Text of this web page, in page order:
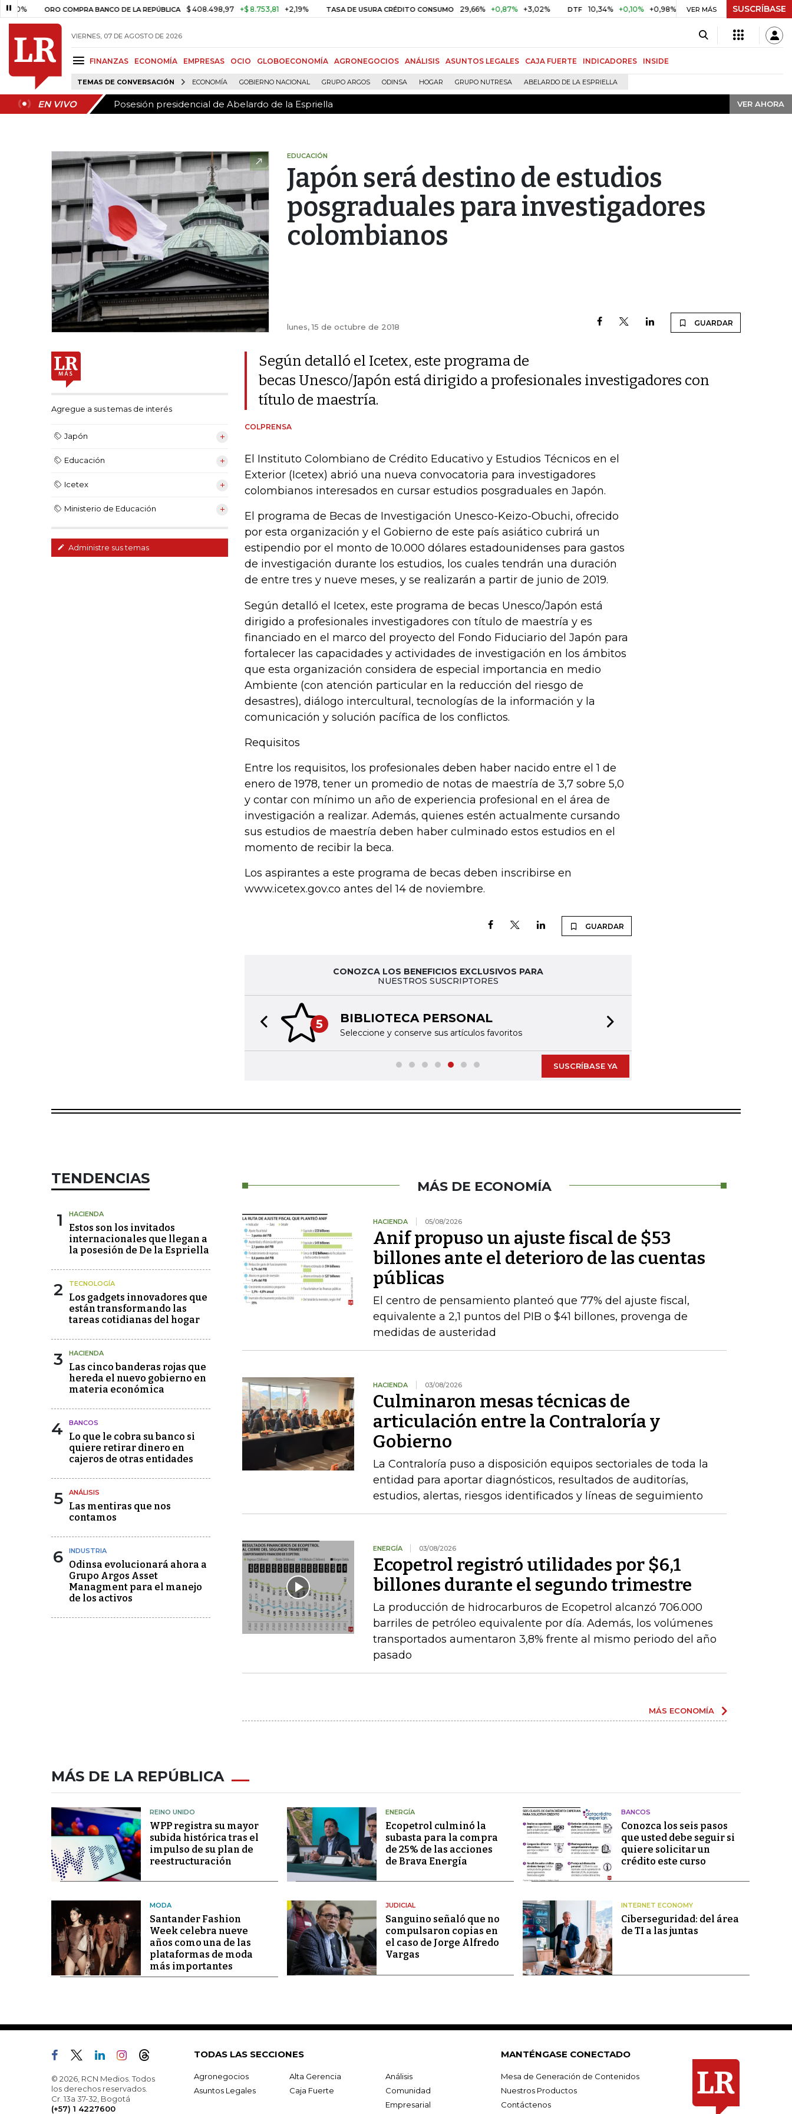
ORO COMPRA BANCO DE LA REPÚBLICA $ 408.498,97 +$ 8.753,81 +2,19% TASA DE USURA CRÉDITO CONSUMO 29,66% +0,87% +3,02% DTF 10,34% +0,10% +0,98% UVR $ 416,91 +$ 0,05 +0,01%
VER MÁS SUSCRÍBASE
VIERNES, 07 DE AGOSTO DE 2026
FINANZAS ECONOMÍA EMPRESAS OCIO GLOBOECONOMÍA AGRONEGOCIOS ANÁLISIS ASUNTOS LEGALES CAJA FUERTE INDICADORES INSIDE
TEMAS DE CONVERSACIÓN ECONOMÍA GOBIERNO NACIONAL GRUPO ARGOS ODINSA HOGAR GRUPO NUTRESA ABELARDO DE LA ESPRIELLA
EN VIVO Posesión presidencial de Abelardo de la Espriella VER AHORA
EN VIVO Posesión presidencial de Abelardo de la Espriella VER AHORA
EDUCACIÓN
Japón será destino de estudios
posgraduales para investigadores
colombianos
lunes, 15 de octubre de 2018 GUARDAR
Agregue a sus temas de interés
Japón
Educación
Icetex
Ministerio de Educación
Administre sus temas
Según detalló el Icetex, este programa de
becas Unesco/Japón está dirigido a profesionales investigadores con
título de maestría.
COLPRENSA
El Instituto Colombiano de Crédito Educativo y Estudios Técnicos en el
Exterior (Icetex) abrió una nueva convocatoria para investigadores
colombianos interesados en cursar estudios posgraduales en Japón.
El programa de Becas de Investigación Unesco-Keizo-Obuchi, ofrecido
por esta organización y el Gobierno de este país asiático cubrirá un
estipendio por el monto de 10.000 dólares estadounidenses para gastos
de investigación durante los estudios, los cuales tendrán una duración
de entre tres y nueve meses, y se realizarán a partir de junio de 2019.
Según detalló el Icetex, este programa de becas Unesco/Japón está
dirigido a profesionales investigadores con título de maestría y es
financiado en el marco del proyecto del Fondo Fiduciario del Japón para
fortalecer las capacidades y actividades de investigación en los ámbitos
que esta organización considera de especial importancia en medio
Ambiente (con atención particular en la reducción del riesgo de
desastres), diálogo intercultural, tecnologías de la información y la
comunicación y solución pacífica de los conflictos.
Requisitos
Entre los requisitos, los profesionales deben haber nacido entre el 1 de
enero de 1978, tener un promedio de notas de maestría de 3,7 sobre 5,0
y contar con mínimo un año de experiencia profesional en el área de
investigación a realizar. Además, quienes estén actualmente cursando
sus estudios de maestría deben haber culminado estos estudios en el
momento de recibir la beca.
Los aspirantes a este programa de becas deben inscribirse en
www.icetex.gov.co antes del 14 de noviembre.
GUARDAR
CONOZCA LOS BENEFICIOS EXCLUSIVOS PARA
NUESTROS SUSCRIPTORES
5 BIBLIOTECA PERSONAL
Seleccione y conserve sus artículos favoritos
Previous slide
SUSCRÍBASE YA
TENDENCIAS
1 HACIENDA
Estos son los invitados
internacionales que llegan a
la posesión de De la Espriella
2 TECNOLOGÍA
Los gadgets innovadores que
están transformando las
tareas cotidianas del hogar
3 HACIENDA
Las cinco banderas rojas que
hereda el nuevo gobierno en
materia económica
4 BANCOS
Lo que le cobra su banco si
quiere retirar dinero en
cajeros de otras entidades
5 ANÁLISIS
Las mentiras que nos
contamos
6 INDUSTRIA
Odinsa evolucionará ahora a
Grupo Argos Asset
Managment para el manejo
de los activos
MÁS DE ECONOMÍA
HACIENDA 05/08/2026
Anif propuso un ajuste fiscal de $53
billones ante el deterioro de las cuentas
públicas
El centro de pensamiento planteó que 77% del ajuste fiscal,
equivalente a 2,1 puntos del PIB o $41 billones, provenga de
medidas de austeridad
HACIENDA 03/08/2026
Culminaron mesas técnicas de
articulación entre la Contraloría y
Gobierno
La Contraloría puso a disposición equipos sectoriales de toda la
entidad para aportar diagnósticos, resultados de auditorías,
estudios, alertas, riesgos identificados y líneas de seguimiento
ENERGÍA 03/08/2026
Ecopetrol registró utilidades por $6,1
billones durante el segundo trimestre
La producción de hidrocarburos de Ecopetrol alcanzó 706.000
barriles de petróleo equivalente por día. Además, los volúmenes
transportados aumentaron 3,8% frente al mismo periodo del año
pasado
MÁS ECONOMÍA
MÁS DE LA REPÚBLICA
REINO UNIDO
WPP registra su mayor
subida histórica tras el
impulso de su plan de
reestructuración
ENERGÍA
Ecopetrol culminó la
subasta para la compra
de 25% de las acciones
de Brava Energía
BANCOS
Conozca los seis pasos
que usted debe seguir si
quiere solicitar un
crédito este curso
MODA
Santander Fashion
Week celebra nueve
años como una de las
plataformas de moda
más importantes
JUDICIAL
Sanguino señaló que no
compulsaron copias en
el caso de Jorge Alfredo
Vargas
INTERNET ECONOMY
Ciberseguridad: del área
de TI a las juntas
© 2026, RCN Medios. Todos
los derechos reservados.
Cr. 13a 37-32, Bogotá
(+57) 1 4227600
TODAS LAS SECCIONES
Agronegocios Alta Gerencia
Análisis
Asuntos Legales
Caja Fuerte
Comunidad
Empresarial
MANTÉNGASE CONECTADO
Mesa de Generación de Contenidos
Nuestros Productos
Contáctenos